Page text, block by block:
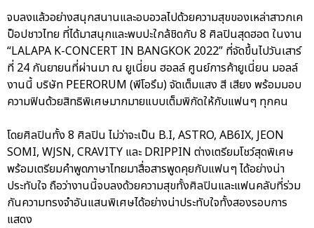
จบลงแล้วอย่างสนุกสนานและอบอวลไปด้วยความสุขของเหล่าสาวกเค
ป็อปชาวไทย ที่ได้มาสนุกและพบปะใกล้ชิดกับ 8 ศิลปินสุดฮอต ในงาน
“LALAPA K-CONCERT IN BANGKOK 2022” ที่จัดขึ้นไปวันเสาร์
ที่ 24 กันยายนที่ผ่านมา ณ ยูเนี่ยน ฮอลล์ ศูนย์การค้ายูเนี่ยน มอลล์
งานนี้ บริษัท PEERORUM (พีโอรึม) จัดเต็มแสง สี เสียง พร้อมมอบ
ความฟินด้วยสิทธิพิเศษมากมายแบบเต็มพิกัดให้กับแฟนๆ ทุกคน
โดยศิลปินทั้ง 8 ศิลปิน ไม่ว่าจะเป็น B.I, ASTRO, AB6IX, JEON
SOMI, WJSN, CRAVITY และ DRIPPIN ต่างเตรียมโชว์สุดพิเศษ
พร้อมเตรียมคำพูดภาษาไทยมาสื่อสารพูดคุยกับแฟนๆ ได้อย่างน่า
ประทับใจ ถือว่างานนี้จบลงด้วยความสุขทั้งศิลปินและแฟนคลับที่ร่วม
กันความทรงจำอันแสนพิเศษได้อย่างน่าประทับใจทั้งสองรอบการ
แสดง